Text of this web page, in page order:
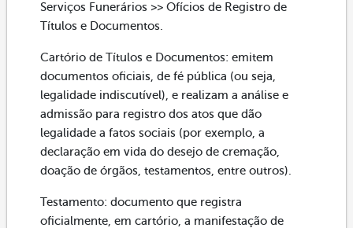
Serviços Funerários >> Ofícios de Registro de
Títulos e Documentos.
Cartório de Títulos e Documentos: emitem
documentos oficiais, de fé pública (ou seja,
legalidade indiscutível), e realizam a análise e
admissão para registro dos atos que dão
legalidade a fatos sociais (por exemplo, a
declaração em vida do desejo de cremação,
doação de órgãos, testamentos, entre outros).
Testamento: documento que registra
oficialmente, em cartório, a manifestação de